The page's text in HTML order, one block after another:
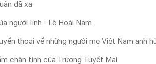
đã xa
người lính - Lê Hoài Nam
thoại về những người mẹ Việt Nam anh
chân tình của Trương Tuyết Mai